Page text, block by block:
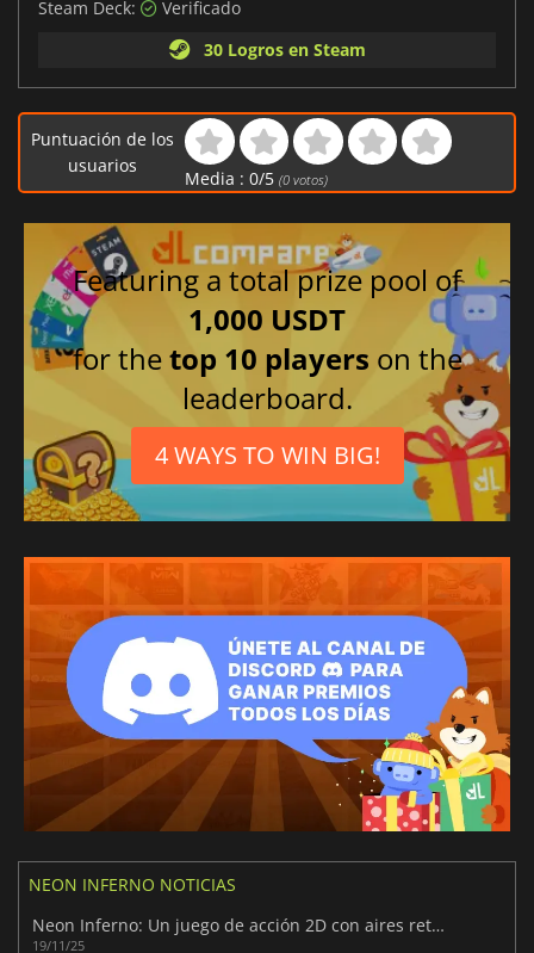
Steam Deck:
Verificado
30 Logros en Steam
Puntuación de los
usuarios
Media : 0/5 (0votos)
Featuring a total prize pool of
1,000 USDT
for thetop 10 players on the
leaderboard.
4 WAYS TO WIN BIG!
NEON INFERNO NOTICIAS
Neon Inferno: Un juego de acción 2D con aires retro cyperpunk
19/11/25